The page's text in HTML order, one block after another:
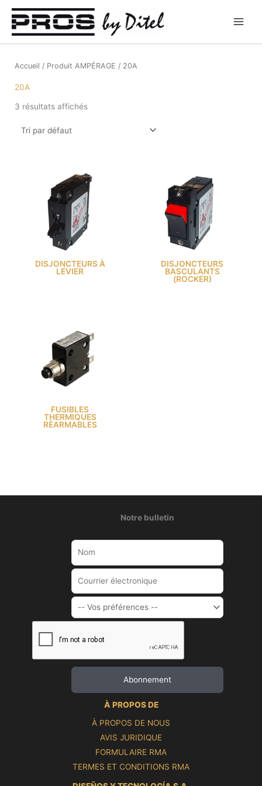
Aller
contenu
Accueil / Produit AMPÉRAGE / 20A
20A
3 résultats affichés
DISJONCTEURS À
LEVIER
DISJONCTEURS
BASCULANTS
(ROCKER)
FUSIBLES
THERMIQUES
RÉARMABLES
Notre bulletin
À PROPOS DE
À PROPOS DE NOUS
AVIS JURIDIQUE
FORMULAIRE RMA
TERMES ET CONDITIONS RMA